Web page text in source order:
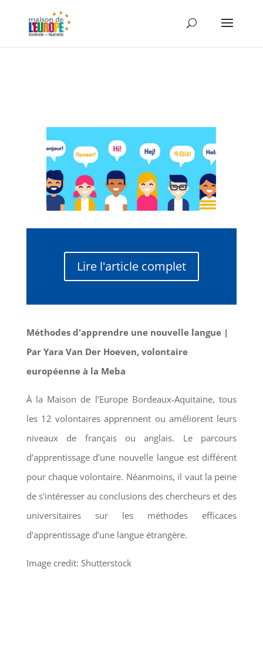
Lire l'article complet
Méthodes d'apprendre une nouvelle langue |
Par Yara Van Der Hoeven, volontaire
européenne à la Meba
À la Maison de l’Europe Bordeaux-Aquitaine, tous
les 12 volontaires apprennent ou améliorent leurs
niveaux de français ou anglais. Le parcours
d’apprentissage d’une nouvelle langue est différent
pour chaque volontaire. Néanmoins, il vaut la peine
de s’intéresser au conclusions des chercheurs et des
universitaires sur les méthodes efficaces
d’apprentissage d’une langue étrangère.
Image credit: Shutterstock